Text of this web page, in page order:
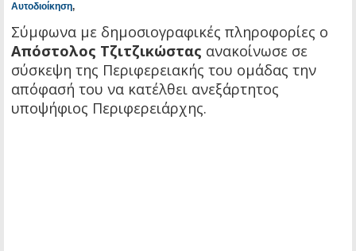
Αυτοδιοίκηση,
Σύμφωνα με δημοσιογραφικές πληροφορίες ο
Απόστολος Τζιτζικώστας ανακοίνωσε σε
σύσκεψη της Περιφερειακής του ομάδας την
απόφασή του να κατέλθει ανεξάρτητος
υποψήφιος Περιφερειάρχης.